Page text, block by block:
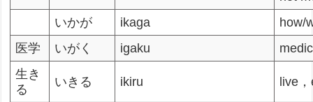
いかが
ikaga
how/
医学
いがく igaku
生き
る
いきる ikiru live